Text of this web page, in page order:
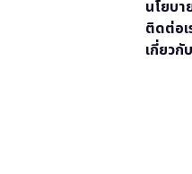
นโยบ
ติดต่อเ
เกี่ยวกั